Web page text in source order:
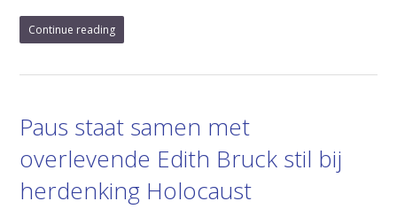
Continue reading
Paus staat samen met
overlevende Edith Bruck stil bij
herdenking Holocaust